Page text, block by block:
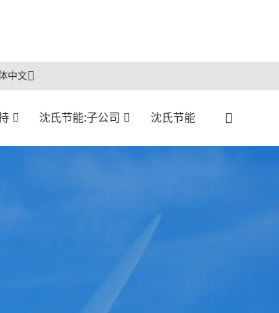
中文
沈氏节能:子公司 沈氏节能